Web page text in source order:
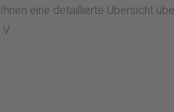
eine detaillierte Übersicht